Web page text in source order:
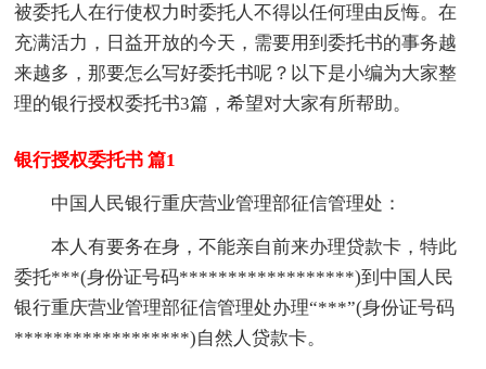
被委托人在行使权力时委托人不得以任何理由反悔。在
充满活力，日益开放的今天，需要用到委托书的事务越
来越多，那要怎么写好委托书呢？以下是小编为大家整
理的银行授权委托书3篇，希望对大家有所帮助。
银行授权委托书 篇1
中国人民银行重庆营业管理部征信管理处：
本人有要务在身，不能亲自前来办理贷款卡，特此
委托***(身份证号码******************)到中国人民
银行重庆营业管理部征信管理处办理“***”(身份证号码
******************)自然人贷款卡。